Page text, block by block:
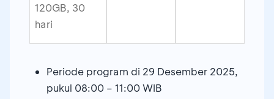
120GB, 30
hari
Periode program di 29 Desember 2025,
pukul 08:00 – 11:00 WIB